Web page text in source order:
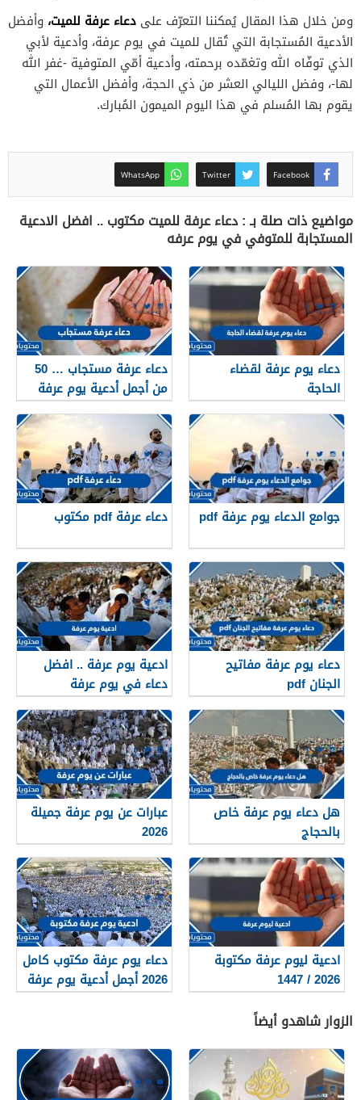
ومن خلال هذا المقال يُمكننا التعرّف على دعاء عرفة للميت، وأفضل
الأدعية المُستجابة التي تُقال للميت في يوم عرفة، وأدعية لأبي
الذي توفّاه الله وتغمّده برحمته، وأدعية أمّي المتوفية -غفر الله
لها-، وفضل الليالي العشر من ذي الحجة، وأفضل الأعمال التي
يقوم بها المُسلم في هذا اليوم الميمون المُبارك.
Facebook
Twitter
WhatsApp
مواضيع ذات صلة بـ : دعاء عرفة للميت مكتوب .. افضل الادعية
المستجابة للمتوفي في يوم عرفه
دعاء يوم عرفة لقضاء
الحاجة
دعاء عرفة مستجاب … 50
من أجمل أدعية يوم عرفة
مكتوب وبالصور
جوامع الدعاء يوم عرفة pdf دعاء عرفة pdf مكتوب
دعاء يوم عرفة مفاتيح
الجنان pdf
ادعية يوم عرفة .. افضل
دعاء في يوم عرفة
هل دعاء يوم عرفة خاص
بالحجاج
عبارات عن يوم عرفة جميلة
2026
ادعية ليوم عرفة مكتوبة
2026 / 1447
دعاء يوم عرفة مكتوب كامل
2026 أجمل أدعية يوم عرفة
الزوار شاهدو أيضاً